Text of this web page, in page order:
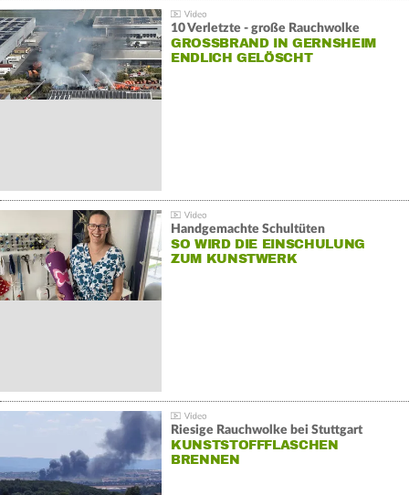
10 Verletzte - große Rauchwolke
GROSSBRAND IN GERNSHEIM E
NDLICH GELÖSCHT
Handgemachte Schultüten
SO WIRD DIE EINSCHULUNG
ZUM KUNSTWERK
Riesige Rauchwolke bei Stuttgart
KUNSTSTOFFFLASCHEN
BRENNEN